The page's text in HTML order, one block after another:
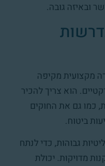
ובאיזה גובה.
מקצועית מקיפה
הוא צריך להכיר
כמו גם את החוקים
ביטוח.
גבוהות, כדי לנתח
מדויקות. יכולת